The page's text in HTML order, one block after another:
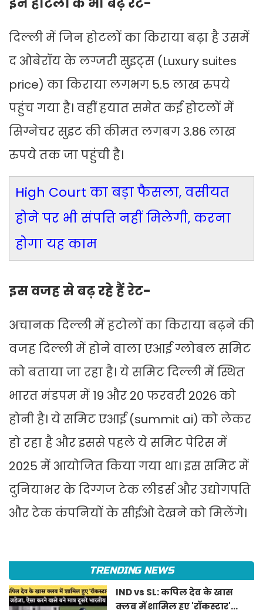
दिल्ली में जिन होटलों का किराया बढ़ा है उसमें
द ओबेरॉय के लग्जरी सुइट्स (Luxury suites
price) का किराया लगभग 5.5 लाख रुपये
पहुंच गया है। वहीं हयात समेत कई होटलों में
सिग्नेचर सुइट की कीमत लगबग 3.86 लाख
रुपये तक जा पहुंची है।
High Court का बड़ा फैसला, वसीयत
होने पर भी संपत्ति नहीं मिलेगी, करना
होगा यह काम
इस वजह से बढ़ रहे हैं रेट-
अचानक दिल्ली में हटोलों का किराया बढ़ने की
वजह दिल्ली में होने वाला एआई ग्लोबल समिट
को बताया जा रहा है। ये समिट दिल्ली में स्थित
भारत मंडपम में 19 और 20 फरवरी 2026 को
होनी है। ये समिट एआई (summit ai) को लेकर
हो रहा है और इससे पहले ये समिट पेरिस में
2025 में आयोजित किया गया था। इस समिट में
दुनियाभर के दिग्गज टेक लीडर्स और उद्योगपति
और टेक कंपनियों के सीईओ देखने को मिलेंगे।
TRENDING NEWS
IND vs SL: कपिल देव के खास
क्लब में शामिल हुए 'रॉकस्टार'